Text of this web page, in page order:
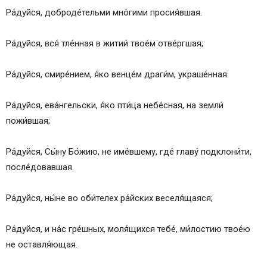
Ра́дуйся, доброде́тельми мно́гими просия́вшая.
Ра́дуйся, вся́ тле́нная в житии́ твое́м отве́ргшая;
Ра́дуйся, смире́нием, я́ко венце́м драги́м, украше́нная.
Ра́дуйся, ева́нгельски, я́ко пти́ца небе́сная, на земли́
пожи́вшая;
Ра́дуйся, Сы́ну Бо́жию, не име́вшему, где́ главу́ подклони́ти,
после́довавшая.
Ра́дуйся, ны́не во оби́телех ра́йских веселя́щаяся;
Ра́дуйся, и на́с гре́шных, моля́щихся тебе́, ми́лостию твое́ю
не оставля́ющая.